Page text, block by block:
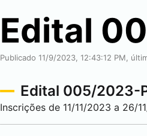
Edital
Publicado 11/9/2023, 12:43:12 PM,
Edital 005/2023-
Inscrições de 11/11/2023 a 26/